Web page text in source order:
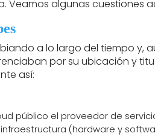
Veamos algunas cuestiones
a lo largo del tiempo y,
por su ubicación y
así:
público el proveedor de
(hardware y